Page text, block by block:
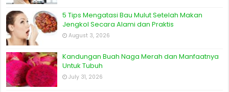
5 Tips Mengatasi Bau Mulut Setelah Makan
Jengkol Secara Alami dan Praktis
August 3, 2026
Kandungan Buah Naga Merah dan Manfaatnya
Untuk Tubuh
July 31, 2026